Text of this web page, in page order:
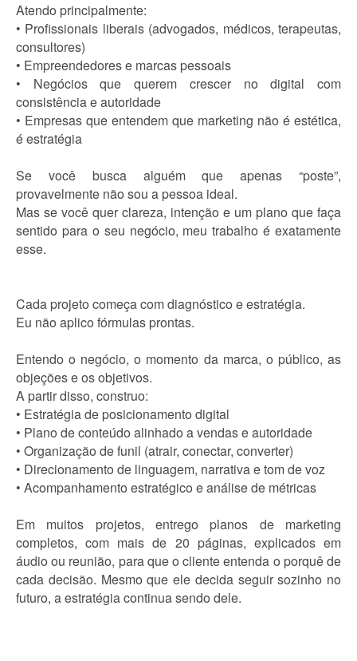
Atendo principalmente:
• Profissionais liberais (advogados, médicos, terapeutas,
consultores)
• Empreendedores e marcas pessoais
• Negócios que querem crescer no digital com
consistência e autoridade
• Empresas que entendem que marketing não é estética,
é estratégia
Se você busca alguém que apenas “poste”,
provavelmente não sou a pessoa ideal.
Mas se você quer clareza, intenção e um plano que faça
sentido para o seu negócio, meu trabalho é exatamente
esse.
Cada projeto começa com diagnóstico e estratégia.
Eu não aplico fórmulas prontas.
Entendo o negócio, o momento da marca, o público, as
objeções e os objetivos.
A partir disso, construo:
• Estratégia de posicionamento digital
• Plano de conteúdo alinhado a vendas e autoridade
• Organização de funil (atrair, conectar, converter)
• Direcionamento de linguagem, narrativa e tom de voz
• Acompanhamento estratégico e análise de métricas
Em muitos projetos, entrego planos de marketing
completos, com mais de 20 páginas, explicados em
áudio ou reunião, para que o cliente entenda o porquê de
cada decisão. Mesmo que ele decida seguir sozinho no
futuro, a estratégia continua sendo dele.